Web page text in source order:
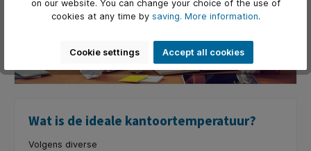
Wat is de ideale kantoortemperatuur?
Volgens diverse
on our website. You can change your choice of the use of
cookies at any time by saving. More information.
Cookie settings Accept all cookies